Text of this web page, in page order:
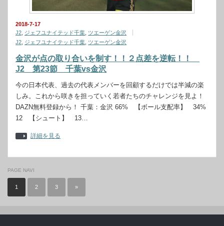
2018-7-17
J2 ジェフユナイテッド千葉 ツエーゲン金沢
J2 ジェフユナイテッド千葉 ツエーゲン金沢
金沢が点の取り合いを制す！！２点差を逆転！！
J2 第23節 千葉vs金沢
今の日本代表、過去の代表メンバーを回顧するだけでは半減の楽
しみ。これから咲きを担っていく若者たちのチャレンジを見よ！
DAZN無料登録から！ 千葉：金沢 66% 【ボール支配率】 34%
12 【シュート】 13…
詳細を見る
PAGE NAVI
1 2 3 »